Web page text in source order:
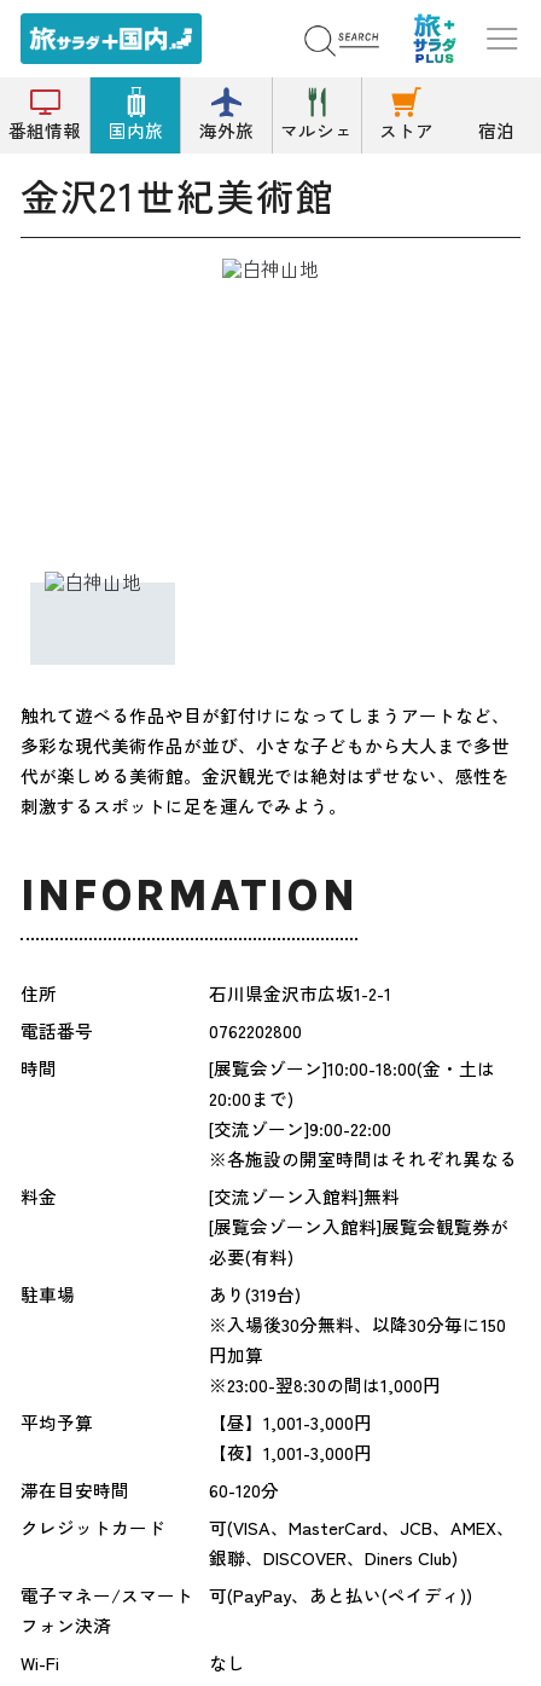
番組情報 国内旅 海外旅 マルシェ ストア 宿泊
トップ 美術館 金沢21世紀美術館
金沢21世紀美術館
触れて遊べる作品や目が釘付けになってしまうアートなど、
多彩な現代美術作品が並び、小さな子どもから大人まで多世
代が楽しめる美術館。金沢観光では絶対はずせない、感性を
刺激するスポットに足を運んでみよう。
INFORMATION
住所
石川県金沢市広坂1-2-1
電話番号
0762202800
時間
[展覧会ゾーン]10:00-18:00(金・土は
20:00まで)
[交流ゾーン]9:00-22:00
※各施設の開室時間はそれぞれ異なる
料金
[交流ゾーン入館料]無料
[展覧会ゾーン入館料]展覧会観覧券が
必要(有料)
駐車場
あり(319台)
※入場後30分無料、以降30分毎に150
円加算
※23:00-翌8:30の間は1,000円
平均予算
【昼】1,001-3,000円
【夜】1,001-3,000円
滞在目安時間
60-120分
クレジットカード
可(VISA、MasterCard、JCB、AMEX、
銀聯、DISCOVER、Diners Club)
電子マネー/スマート
フォン決済
可(PayPay、あと払い(ペイディ))
Wi-Fi
なし